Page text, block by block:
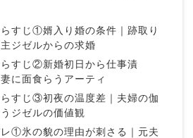
すじ①婿入り婚の条件｜跡取り
ジゼルからの求婚
すじ②新婚初日から仕事漬
に面食らうアーティ
すじ③初夜の温度差｜夫婦の伽
ジゼルの価値観
①氷の貌の理由が刺さる｜元夫